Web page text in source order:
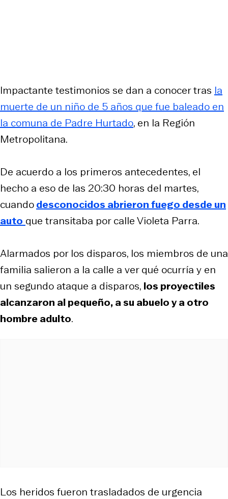
Impactante testimonios se dan a conocer tras la
muerte de un niño de 5 años que fue baleado en
la comuna de Padre Hurtado, en la Región
Metropolitana.
De acuerdo a los primeros antecedentes, el
hecho a eso de las 20:30 horas del martes,
cuandodesconocidos abrieron fuego desde un
auto que transitaba por calle Violeta Parra.
Alarmados por los disparos, los miembros de una
familia salieron a la calle a ver qué ocurría y en
un segundo ataque a disparos, los proyectiles
alcanzaron al pequeño, a su abuelo y a otro
hombre adulto.
Los heridos fueron trasladados de urgencia